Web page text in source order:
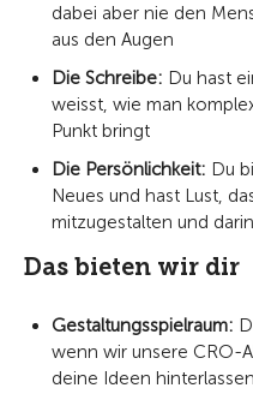
dabei aber nie den
aus den Augen
Die Schreibe: Du hast
weisst, wie man
Punkt bringt
Die Persönlichkeit: Du
Neues und hast Lust,
mitzugestalten und
Das bieten wir dir
Gestaltungsspielraum:
wenn wir unsere CRO-
deine Ideen